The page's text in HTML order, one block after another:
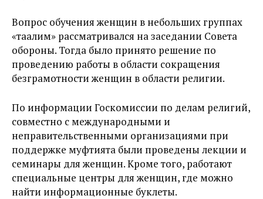
Вопрос обучения женщин в небольших группах
«таалим» рассматривался на заседании Совета
обороны. Тогда было принято решение по
проведению работы в области сокращения
безграмотности женщин в области религии.
По информации Госкомиссии по делам религий,
совместно с международными и
неправительственными организациями при
поддержке муфтията были проведены лекции и
семинары для женщин. Кроме того, работают
специальные центры для женщин, где можно
найти информационные буклеты.